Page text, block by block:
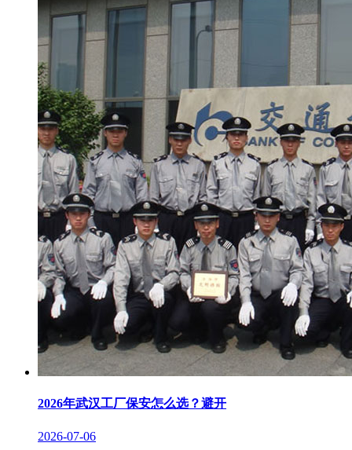
2026年武汉工厂保安怎么选？避开
2026-07-06